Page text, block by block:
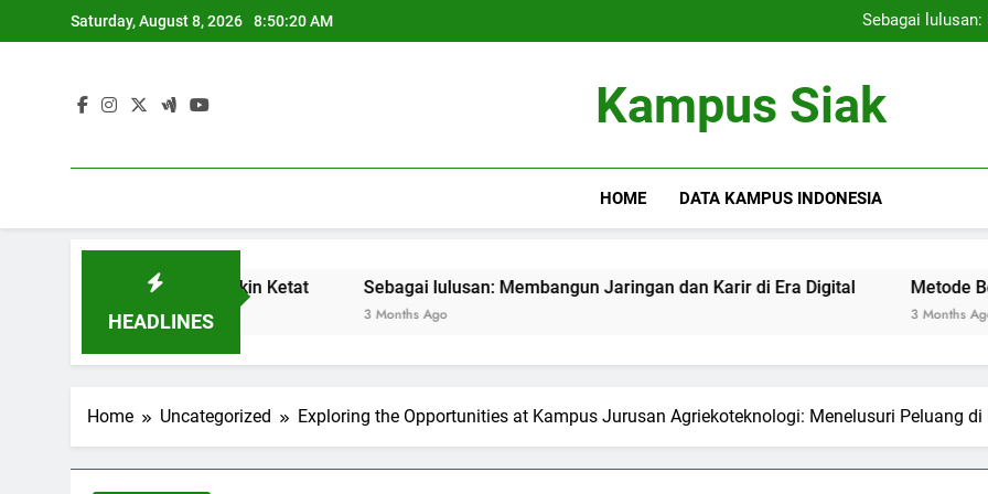
to
Saturday, August 8, 2026 8:50:21 AM
Sebagai lulusan:
Sebagai
Kampus Siak
HOME DATA KAMPUS INDONESIA
HEADLINES
yang Semakin Ketat Sebagai lulusan: Membangun Jaringan dan Karir di Era Digital Metode Berhasil bagi
Home Uncategorized Exploring the Opportunities at Kampus Jurusan Agriekoteknologi: Menelusuri Peluang